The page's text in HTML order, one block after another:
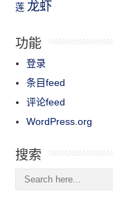
莲 龙虾
功能
登录
条目feed
评论feed
WordPress.org
搜索